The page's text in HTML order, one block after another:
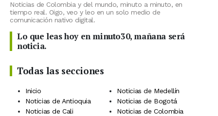
Noticias de Colombia y del mundo, minuto a minuto, en
tiempo real. Oigo, veo y leo en un solo medio de
comunicación nativo digital.
Lo que leas hoy en minuto30, mañana será
noticia.
Todas las secciones
Inicio
Noticias de Medellín
Noticias de Antioquia
Noticias de Bogotá
Noticias de Cali
Noticias de Colombia